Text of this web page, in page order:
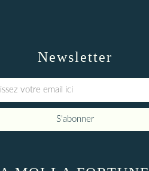
Newsletter